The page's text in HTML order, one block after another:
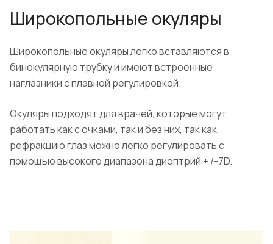
Широкопольные окуляры
Широкопольные окуляры легко вставляются в
бинокулярную трубку и имеют встроенные
наглазники с плавной регулировкой.
Окуляры подходят для врачей, которые могут
работать как с очками, так и без них, так как
рефракцию глаз можно легко регулировать с
помощью высокого диапазона диоптрий + /-7D.